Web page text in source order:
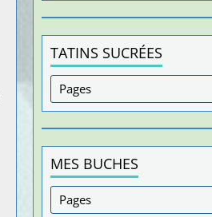
TATINS SUCRÉES
MES BUCHES